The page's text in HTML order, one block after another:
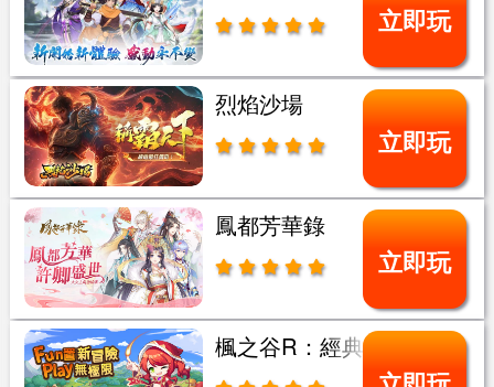
立即玩
烈焰沙場
立即玩
鳳都芳華錄
立即玩
楓之谷R：經典新定義